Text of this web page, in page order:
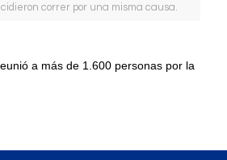
correr por una misma causa.
a más de 1.600 personas por la